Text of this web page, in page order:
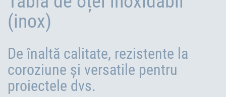
(inox)
De înaltă calitate, rezistente la
coroziune și versatile pentru
proiectele dvs.